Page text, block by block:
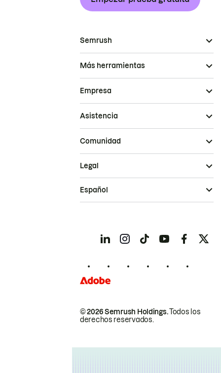
Semrush
Más herramientas
Empresa
Asistencia
Comunidad
© 2026 Semrush Holdings.Todos los
derechos reservados.
Legal
Español